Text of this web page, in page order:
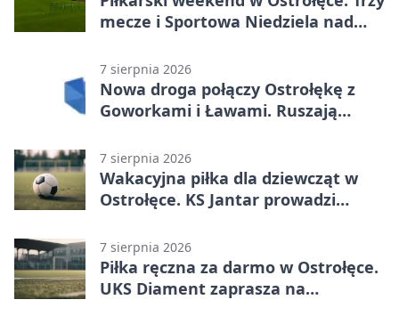
mecze i Sportowa Niedziela nad
7 sierpnia 2026
Nowa droga połączy Ostrołękę z
Goworkami i Ławami. Ruszają
7 sierpnia 2026
Wakacyjna piłka dla dziewcząt w
Ostrołęce. KS Jantar prowadzi
7 sierpnia 2026
Piłka ręczna za darmo w Ostrołęce.
UKS Diament zaprasza na